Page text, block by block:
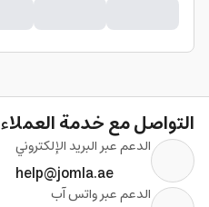
التواصل مع خدمة العملاء
الدعم عبر البريد الإلكتروني
help@jomla.ae
الدعم عبر واتس آب